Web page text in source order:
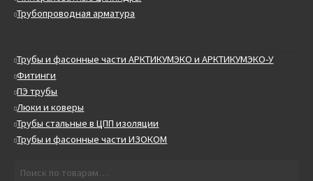
Трубопроводная арматура
Трубы и фасонные части АРКТИКУМЭКО и АРКТИКУМЭКО-У
Фитинги
ПЭ трубы
Люки и коверы
Трубы стальные в ЦПП изоляции
Трубы и фасонные части ИЗОКОМ